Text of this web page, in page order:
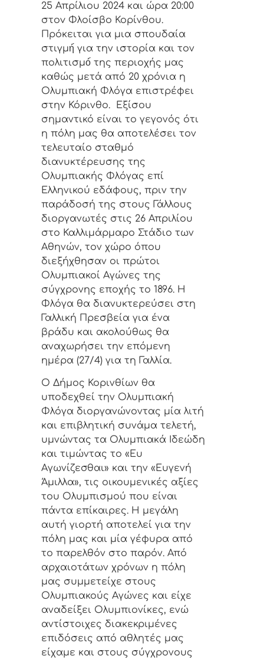
25 Απρίλιου 2024 και ώρα 20:00
στοv Φλοίσβο Κορίνθου.
Πρόκειται για μια σπουδαία
στιγμή́ για την ιστορία και τον
πολιτισμό́ της περιοχής μας
καθώς μετά από 20 χρόνια η
Ολυμπιακή Φλόγα επιστρέφει
στην Κόρινθο. Εξίσου
σημαντικό είναι το γεγονός ότι
η πόλη μας θα αποτελέσει τον
τελευταίο σταθμό
διανυκτέρευσης της
Ολυμπιακής Φλόγας επί
Ελληνικού εδάφους, πριν την
παράδοσή της στους Γάλλους
διοργανωτές στις 26 Απριλίου
στο Καλλιμάρμαρο Στάδιο των
Αθηνών, τον χώρο όπου
διεξήχθησαν οι πρώτοι
Ολυμπιακοί Αγώνες της
σύγχρονης εποχής το 1896. Η
Φλόγα θα διανυκτερεύσει στη
Γαλλική Πρεσβεία για ένα
βράδυ και ακολούθως θα
αναχωρήσει την επόμενη
ημέρα (27/4) για τη Γαλλία.
Ο Δήμος Κορινθίων θα
υποδεχθεί την Ολυμπιακή
Φλόγα διοργανώνοντας μία λιτή
και επιβλητική συνάμα τελετή,
υμνώντας τα Ολυμπιακά Ιδεώδη
και τιμώντας το «Ευ
Αγωνίζεσθαι» και την «Ευγενή
Άμιλλα», τις οικουμενικές αξίες
του Ολυμπισμού που είναι
πάντα επίκαιρες. Η μεγάλη
αυτή γιορτή αποτελεί για την
πόλη μας και μία γέφυρα από
το παρελθόν στο παρόν. Από
αρχαιοτάτων χρόνων η πόλη
μας συμμετείχε στους
Ολυμπιακούς Αγώνες και είχε
αναδείξει Ολυμπιονίκες, ενώ
αντίστοιχες διακεκριμένες
επιδόσεις από αθλητές μας
είχαμε και στους σύγχρονους